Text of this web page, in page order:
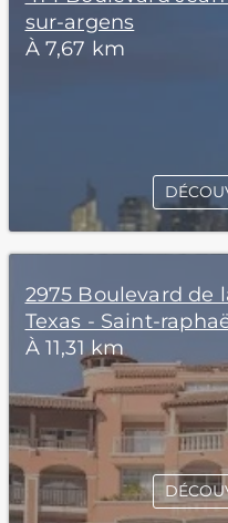
sur-argens
À 7,67 km
2975 Boulevard de
Texas - Saint-
À 11,31 km